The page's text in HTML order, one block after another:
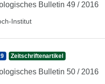
Bulletin 49 / 2016
Institut
Zeitschriftenartikel
Bulletin 50 / 2016